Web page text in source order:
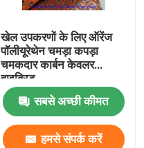
खेल उपकरणों के लिए ऑरेंज
पॉलीयूरेथेन चमड़ा कपड़ा
चमकदार कार्बन केवलर
हाइब्रिड
सबसे अच्छी कीमत
हमसे संपर्क करें